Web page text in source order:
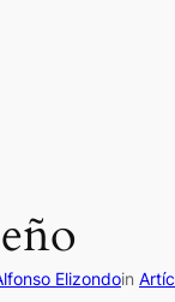
Elizondoin